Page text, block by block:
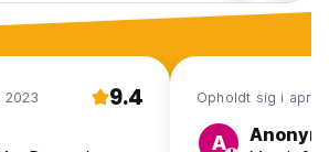
2023 9.4 Opholdt sig i apr.
A Anonym